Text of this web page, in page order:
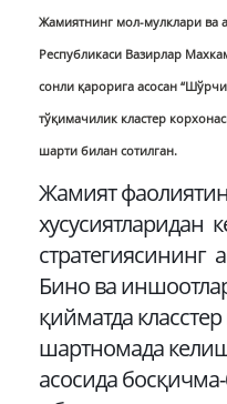
Жамиятнинг мол-мулклари ва
Республикаси Вазирлар
сонли қарорига асосан
тўқимачилик кластер
шарти билан сотилган.
Жамият
хусусиятларидан
стратегиясининг
Бино ва
қийматда
шартномада
асосида